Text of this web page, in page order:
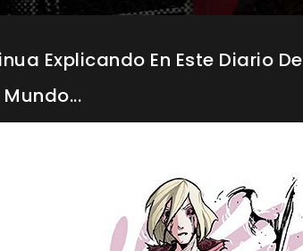
Explicando En Este Diario De